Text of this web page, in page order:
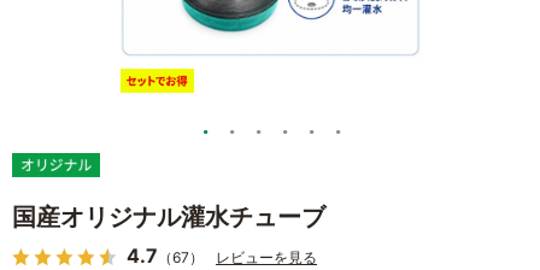
国産オリジナル灌水チューブ
4.7 （67） レビューを見る